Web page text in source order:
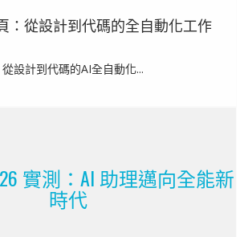
：從設計到代碼的全自動化工作
設計到代碼的AI全自動化...
實測：AI 助理邁向全能新
時代